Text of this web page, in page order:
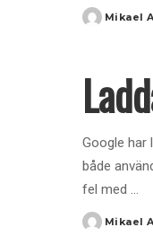
Posted
Mikael
Google har
både
fel med ...
Posted
Mikael